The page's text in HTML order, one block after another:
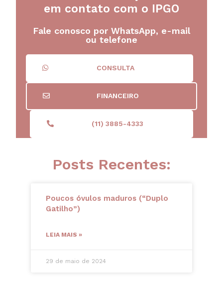
em contato com o IPGO
Fale conosco por WhatsApp, e-mail
ou telefone
CONSULTA
FINANCEIRO
(11) 3885-4333
Posts Recentes:
Poucos óvulos maduros (“Duplo
Gatilho”)
LEIA MAIS »
29 de maio de 2024